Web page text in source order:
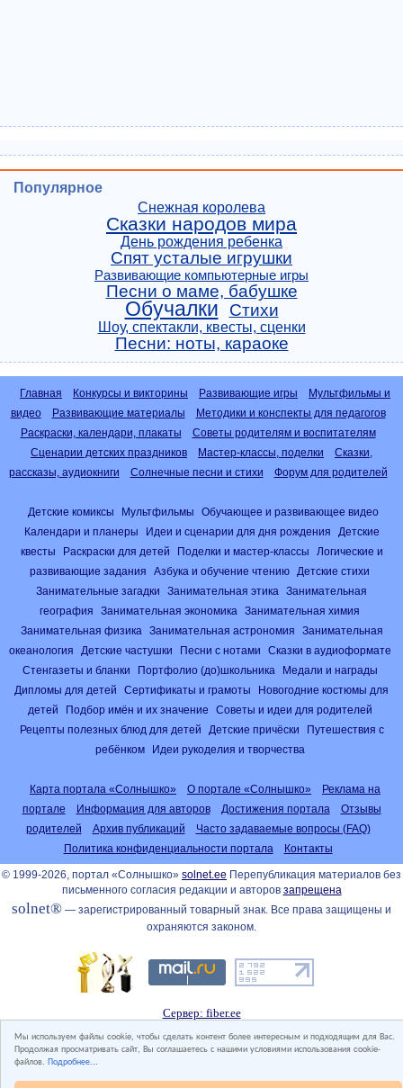
Мы используем файлы cookie, чтобы сделать контент более интересным и подходящим для Вас.
Продолжая просматривать сайт, Вы соглашаетесь с нашими условиями использования cookie-
файлов. Подробнее...
Популярное
Снежная королева
Сказки народов мира
День рождения ребенка
Спят усталые игрушки
Развивающие компьютерные игры
Песни о маме, бабушке
Обучалки Стихи
Шоу, спектакли, квесты, сценки
Песни: ноты, караоке
Главная Конкурсы и викторины Развивающие игры
Мультфильмы и
видео
Развивающие материалы
Методики и конспекты для педагогов
Раскраски, календари, плакаты
Советы родителям и воспитателям
Сценарии детских праздников
Мастер-классы, поделки
Сказки,
рассказы, аудиокниги
Солнечные песни и стихи Форум для родителей
Детские комиксы Мультфильмы
Обучающее и развивающее видео
Календари и планеры
Идеи и сценарии для дня рождения
Детские
квесты
Раскраски для детей Поделки и мастер-классы
Логические и
развивающие задания
Азбука и обучение чтению
Детские стихи
Занимательные загадки
Занимательная этика
Занимательная
география
Занимательная экономика
Занимательная химия
Занимательная физика
Занимательная астрономия
Занимательная
океанология
Детские частушки Песни с нотами
Сказки в аудиоформате
Стенгазеты и бланки
Портфолио (до)школьника
Медали и награды
Дипломы для детей
Сертификаты и грамоты
Новогодние костюмы для
детей
Подбор имён и их значение
Советы и идеи для родителей
Рецепты полезных блюд для детей
Детские причёски
Путешествия с
ребёнком
Идеи рукоделия и творчества
Карта портала «Солнышко» О портале «Солнышко»
Реклама на
портале
Информация для авторов Достижения портала
Отзывы
родителей
Архив публикаций
Часто задаваемые вопросы (FAQ)
Политика конфиденциальности портала
Контакты
© 1999-2026, портал «Солнышко» solnet.ee Перепубликация материалов без
письменного согласия редакции и авторов запрещена
solnet® — зарегистрированный товарный знак. Все права защищены и
охраняются законом.
Сервер: fiber.ee